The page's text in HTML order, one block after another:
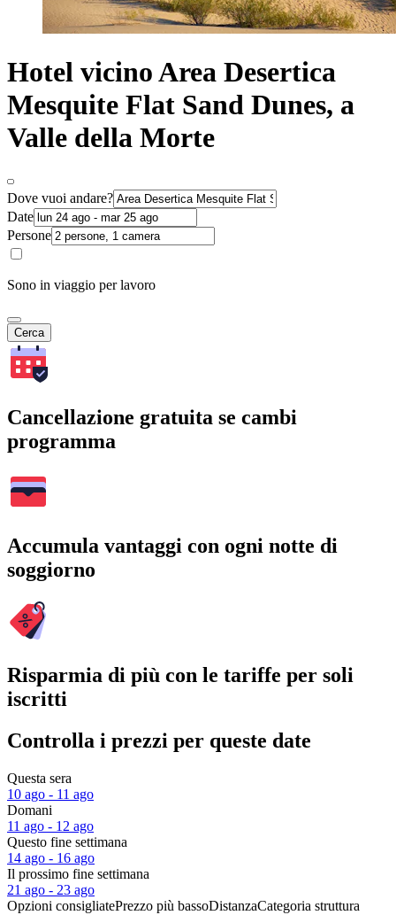
Hotel vicino Area Desertica
Mesquite Flat Sand Dunes, a
Valle della Morte
Dove vuoi andare?
Date
Persone
Sono in viaggio per lavoro
Cerca
Cancellazione gratuita se cambi
programma
Accumula vantaggi con ogni notte di
soggiorno
Risparmia di più con le tariffe per soli
iscritti
Controlla i prezzi per queste date
Questa sera
10 ago - 11 ago
Domani
11 ago - 12 ago
Questo fine settimana
14 ago - 16 ago
Il prossimo fine settimana
21 ago - 23 ago
Opzioni consigliatePrezzo più bassoDistanzaCategoria struttura